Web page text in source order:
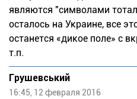
являются "символами
осталось на Украине, все
останется «дикое поле» с
т.п.
Грушевський
16:45, 12 февраля 2016